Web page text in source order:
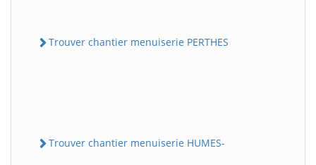
Trouver chantier menuiserie PERTHES
Trouver chantier menuiserie HUMES-